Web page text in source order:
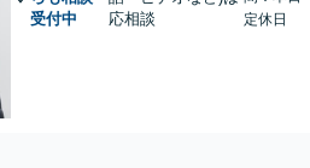
受付中
応相談
定休日